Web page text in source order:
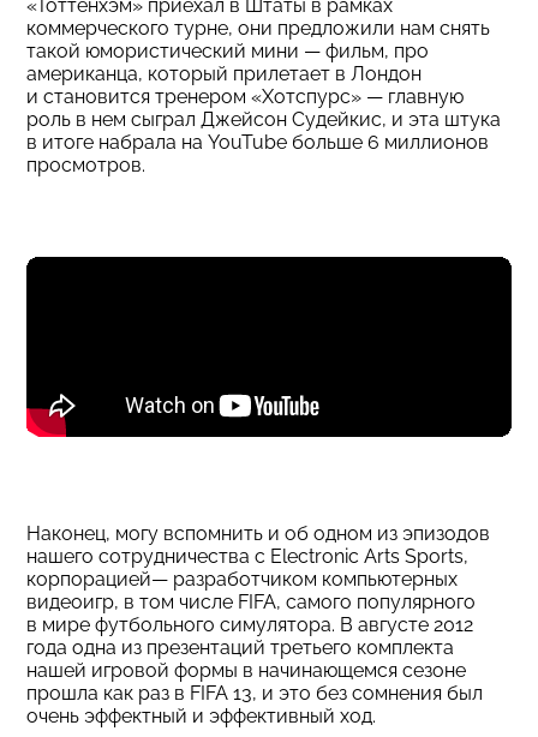
«Тоттенхэм» приехал в Штаты в рамках
коммерческого турне, они предложили нам снять
такой юмористический мини — фильм, про
американца, который прилетает в Лондон
и становится тренером «Хотспурс» — главную
роль в нем сыграл Джейсон Судейкис, и эта штука
в итоге набрала на YouTube больше 6 миллионов
просмотров.
Наконец, могу вспомнить и об одном из эпизодов
нашего сотрудничества с Electronic Arts Sports,
корпорацией— разработчиком компьютерных
видеоигр, в том числе FIFA, самого популярного
в мире футбольного симулятора. В августе 2012
года одна из презентаций третьего комплекта
нашей игровой формы в начинающемся сезоне
прошла как раз в FIFA 13, и это без сомнения был
очень эффектный и эффективный ход.